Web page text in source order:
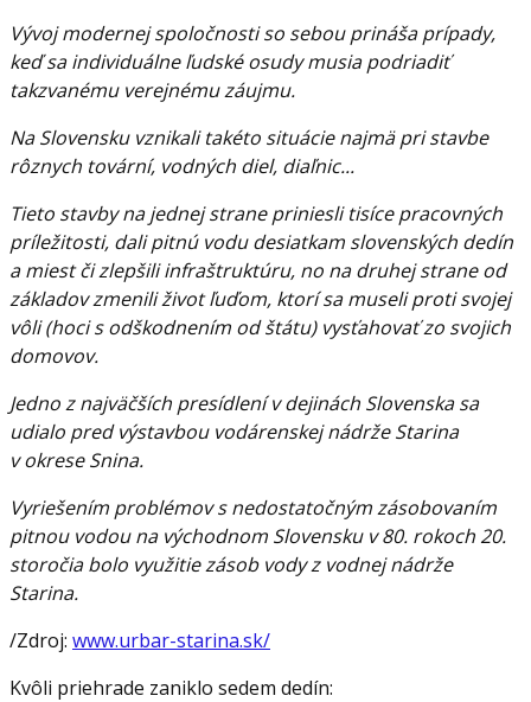
Vývoj modernej spoločnosti so sebou prináša prípady,
keď sa individuálne ľudské osudy musia podriadiť
takzvanému verejnému záujmu.
Na Slovensku vznikali takéto situácie najmä pri stavbe
rôznych tovární, vodných diel, diaľnic...
Tieto stavby na jednej strane priniesli tisíce pracovných
príležitosti, dali pitnú vodu desiatkam slovenských dedín
a miest či zlepšili infraštruktúru, no na druhej strane od
základov zmenili život ľuďom, ktorí sa museli proti svojej
vôli (hoci s odškodnením od štátu) vysťahovať zo svojich
domovov.
Jedno z najväčších presídlení v dejinách Slovenska sa
udialo pred výstavbou vodárenskej nádrže Starina
v okrese Snina.
Vyriešením problémov s nedostatočným zásobovaním
pitnou vodou na východnom Slovensku v 80. rokoch 20.
storočia bolo využitie zásob vody z vodnej nádrže
Starina.
/Zdroj: www.urbar-starina.sk/
Kvôli priehrade zaniklo sedem dedín: